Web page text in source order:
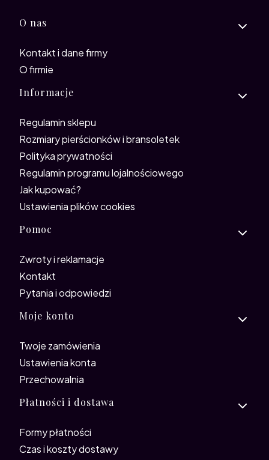
Linki w stopce
O nas
Kontakt i dane firmy
O firmie
Informacje
Regulamin sklepu
Rozmiary pierścionków i bransoletek
Polityka prywatności
Regulamin programu lojalnościowego
Jak kupować?
Ustawienia plików cookies
Pomoc
Zwroty i reklamacje
Kontakt
Pytania i odpowiedzi
Moje konto
Twoje zamówienia
Ustawienia konta
Przechowalnia
Płatności i dostawa
Formy płatności
Czas i koszty dostawy